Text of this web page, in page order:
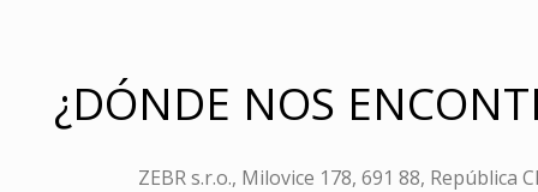
¿DÓNDE NOS
ZEBR s.r.o., Milovice 178, 691 88, República